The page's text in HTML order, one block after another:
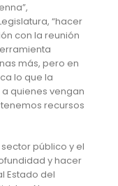
“hacer
con la reunión
más, pero en
lo que la
quienes vengan
recursos
público y el
y hacer
Estado del